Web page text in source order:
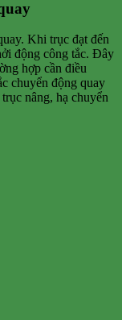
Khi trục đạt đến
động công tắc. Đây
hợp cần điều
chuyển động quay
nâng, hạ chuyển